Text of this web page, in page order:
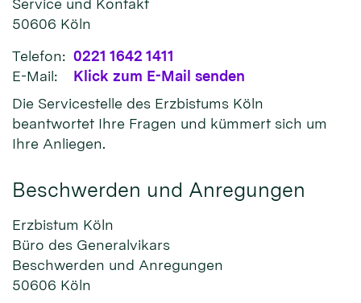
Service und Kontakt
50606 Köln
Telefon: 0221 1642 1411
E-Mail:
Klick zum E-Mail senden
Die Servicestelle des Erzbistums Köln
beantwortet Ihre Fragen und kümmert sich um
Ihre Anliegen.
Beschwerden und Anregungen
Erzbistum Köln
Büro des Generalvikars
Beschwerden und Anregungen
50606 Köln